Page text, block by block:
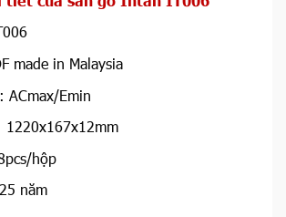
made in Malaysia
ACmax/Emin
1220x167x12mm
hộp
năm